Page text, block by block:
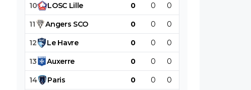
10 LOSC Lille 0 0 0
11 Angers SCO 0 0 0
12 Le Havre 0 0 0
13 Auxerre 0 0 0
14 Paris 0 0 0